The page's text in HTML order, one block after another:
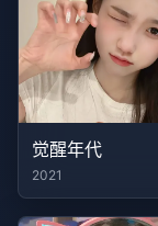
觉醒年代
2021